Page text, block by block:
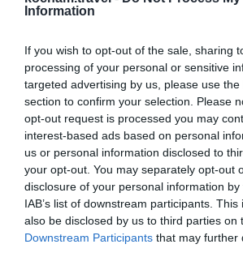
Information
If you wish to opt-out of the sale, sharing
processing of your personal or sensitive
targeted advertising by us, please use
section to confirm your selection. Please
opt-out request is processed you may
interest-based ads based on personal
us or personal information disclosed to
your opt-out. You may separately opt-out
disclosure of your personal information
IAB’s list of downstream participants.
also be disclosed by us to third parties on
Downstream Participants that may further
Neapol to miejsce, które
położeniem, ale zwłaszcza
włoską. To tutaj powstała pizza w
formie – jeśli chcesz jej spróbować,
odwiedź jedną z lokalnych pizzerii.
zwiedzić Pompeje, niegdyś
które zostało zasypane przez
Neapol to także brama do
Amalfi, które zachwyca swoim
malowniczymi widokami.